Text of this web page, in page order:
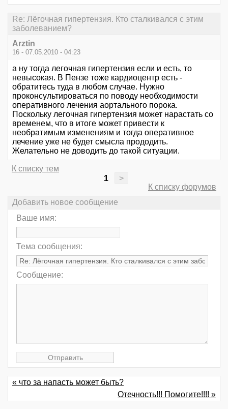
Re: Лёгочная гипертензия. Кто сталкивался с этим
заболеванием?
Arztin
16 - 07.05.2010 - 04:23
а ну тогда легочная гипертензия если и есть, то
невысокая. В Пензе тоже кардиоцентр есть -
обратитесь туда в любом случае. Нужно
проконсультироваться по поводу необходимости
оперативного лечения аортального порока.
Поскольку легочная гипертензия может нарастать со
временем, что в итоге может привести к
необратимым изменениям и тогда оперативное
лечение уже не будет смысла прододить.
Желательно не доводить до такой ситуации.
К списку тем
1
>
К списку форумов
Добавить новое сообщение
Ваше имя:
Тема сообщения:
Сообщение:
« что за напасть может быть?
Отечность!!! Помогите!!!! »